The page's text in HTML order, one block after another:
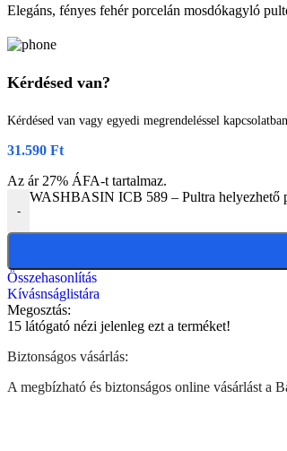
Elegáns, fényes fehér porcelán mosdókagyló
Kérdésed van?
Kérdésed van vagy egyedi megrendeléssel
31.590 Ft
Az ár 27% ÁFA-t tartalmaz.
-
WASHBASIN ICB 589 – Pultra helyezhető
Összehasonlítás
Kívásnságlistára
Megosztás:
15 látógató nézi jelenleg ezt a terméket!
Biztonságos vásárlás:
A megbízható és biztonságos online vásárlást a